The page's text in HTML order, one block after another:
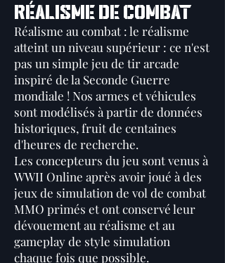
Réalisme de combat
Réalisme au combat : le réalisme
atteint un niveau supérieur : ce n'est
pas un simple jeu de tir arcade
inspiré de la Seconde Guerre
mondiale ! Nos armes et véhicules
sont modélisés à partir de données
historiques, fruit de centaines
d'heures de recherche.
Les concepteurs du jeu sont venus à
WWII Online après avoir joué à des
jeux de simulation de vol de combat
MMO primés et ont conservé leur
dévouement au réalisme et au
gameplay de style simulation
chaque fois que possible.